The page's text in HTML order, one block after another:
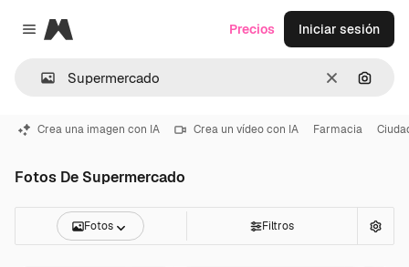
Close menu
Magnific
Borrar
Precios Iniciar sesión
Crea una imagen con IA Crea un vídeo con IA Farmacia
Fotos De Supermercado
Fotos Filtros